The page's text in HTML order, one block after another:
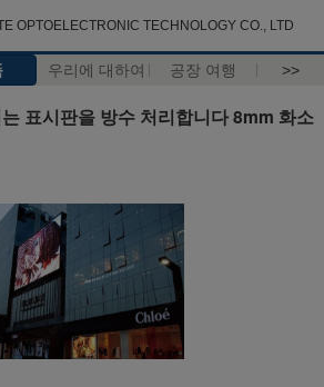
OPTOELECTRONIC TECHNOLOGY CO., LTD
우리에 대하여 공장 여행 >>
표시판을 방수 처리합니다 8mm 화소